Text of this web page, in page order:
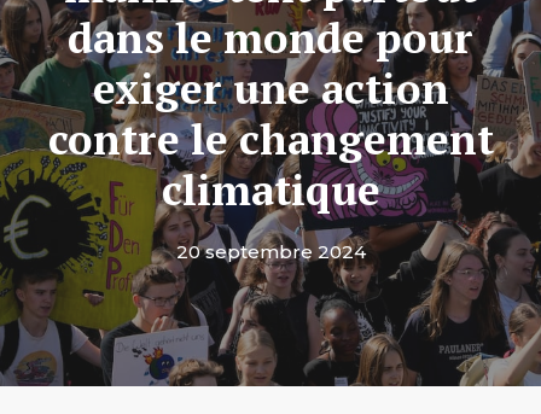
dans le monde pour
exiger une action
contre le changement
climatique
20 septembre 2024